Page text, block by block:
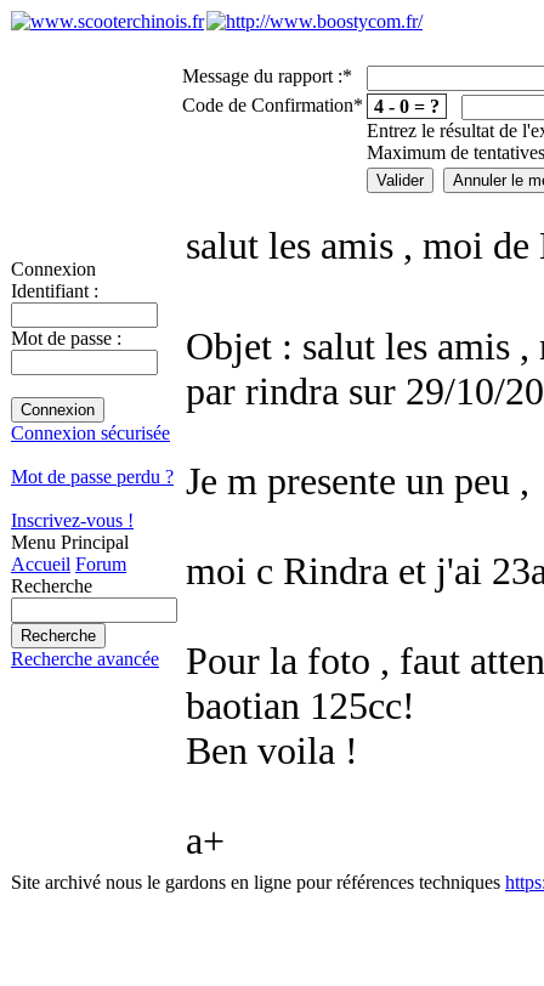
Connexion
Identifiant :
Mot de passe :
Connexion sécurisée
Mot de passe perdu ?
Inscrivez-vous !
Menu Principal
Accueil Forum
Recherche
Recherche avancée
Message du rapport :*
Code de Confirmation* 4 - 0 = ?
Entrez le résultat de
Maximum de
salut les amis , moi de
Objet : salut les amis ,
par rindra sur 29/10/
Je m presente un peu ,
moi c Rindra et j'ai
Pour la foto , faut
baotian 125cc!
Ben voila !
a+
Site archivé nous le gardons en ligne pour références techniques